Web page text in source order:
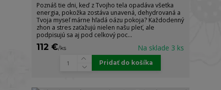
Poznáš tie dni, keď z Tvojho tela opadáva všetka
energia, pokožka zostáva unavená, dehydrovaná a
Tvoja myseľ márne hľadá oázu pokoja? Každodenný
zhon a stres zaťažujú nielen našu pleť, ale
podpisujú sa aj pod celkový poc...
112 €/ks Na sklade 3 ks
Pridať do košíka